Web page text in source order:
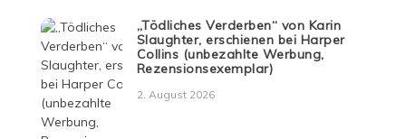
„Tödliches Verderben“ von Karin
Slaughter, erschienen bei Harper
Collins (unbezahlte Werbung,
Rezensionsexemplar)
2. August 2026